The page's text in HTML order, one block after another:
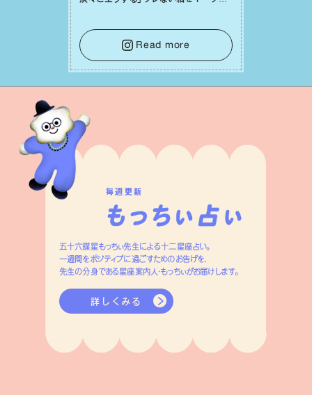
⾔葉に流されないよう、⼼にしっかりブ
レーキをかけること。この意識の切り替
えが、あなたに確かな安⼼感をもたらす
はずです。
Read more
毎週更新
五十六謀星もっちぃ先生による十二星座占い。
一週間をポジティブに過ごすためのお告げを、
先生の分身である星座案内人・もっちぃがお届けします。
詳しくみる